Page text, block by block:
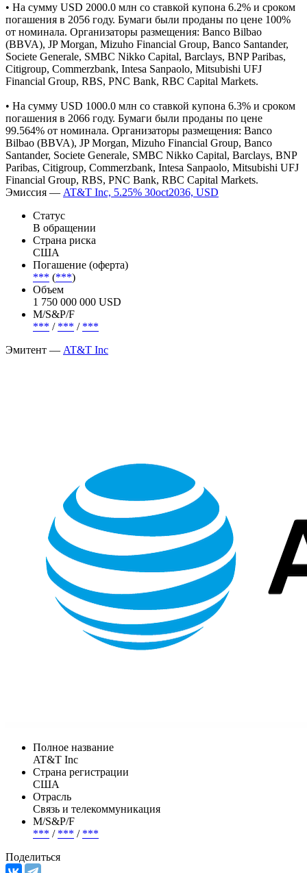
• На сумму USD 2000.0 млн cо ставкой купона 6.2% и сроком
погашения в 2056 году. Бумаги были проданы по цене 100%
от номинала. Организаторы размещения: Banco Bilbao
(BBVA), JP Morgan, Mizuho Financial Group, Banco Santander,
Societe Generale, SMBC Nikko Capital, Barclays, BNP Paribas,
Citigroup, Commerzbank, Intesa Sanpaolo, Mitsubishi UFJ
Financial Group, RBS, PNC Bank, RBC Capital Markets.
• На сумму USD 1000.0 млн cо ставкой купона 6.3% и сроком
погашения в 2066 году. Бумаги были проданы по цене
99.564% от номинала. Организаторы размещения: Banco
Bilbao (BBVA), JP Morgan, Mizuho Financial Group, Banco
Santander, Societe Generale, SMBC Nikko Capital, Barclays, BNP
Paribas, Citigroup, Commerzbank, Intesa Sanpaolo, Mitsubishi UFJ
Financial Group, RBS, PNC Bank, RBC Capital Markets.
Эмиссия — AT&T Inc, 5.25% 30oct2036, USD
Статус
В обращении
Страна риска
США
Погашение (оферта)
*** (***)
Объем
1 750 000 000 USD
М/S&P/F
*** / *** / ***
Эмитент — AT&T Inc
Полное название
AT&T Inc
Страна регистрации
США
Отрасль
Связь и телекоммуникация
М/S&P/F
*** / *** / ***
Поделиться